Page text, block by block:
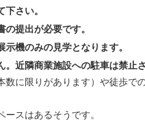
下さい。
の提出が必要です。
示機のみの見学となります。
。近隣商業施設への駐車は禁止
に限りがあります）や徒歩で
スはあるそうです。